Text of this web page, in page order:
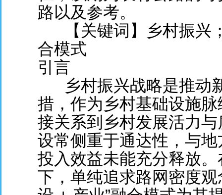
路以及参考。
【关键词】乡村振兴
合模式
引言
乡村振兴战略是推动
措，作为乡村基础设施
接关系到乡村发展活力
设常侧重于通达性，与
投入效益未能充分释放
下，单纯追求路网密度